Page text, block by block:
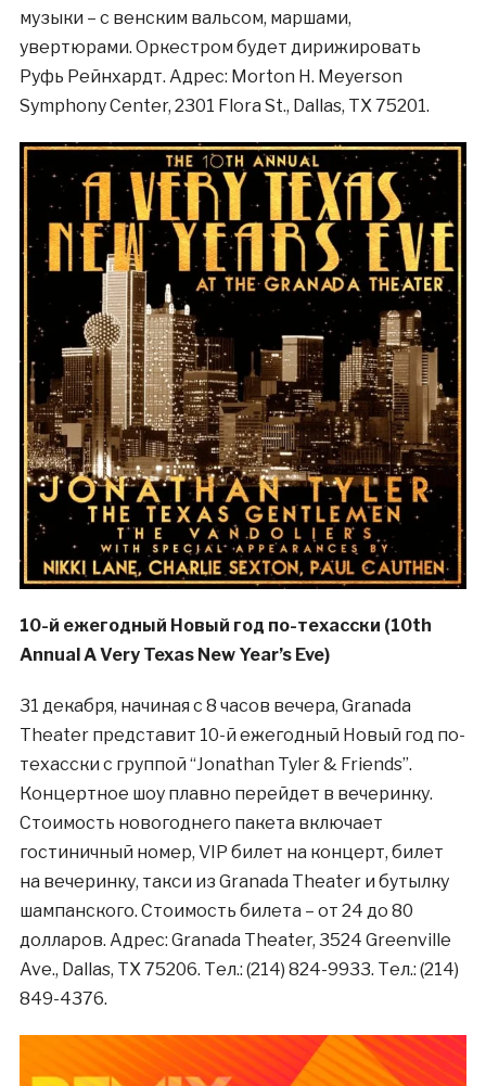
музыки – с венским вальсом, маршами,
увертюрами. Оркестром будет дирижировать
Руфь Рейнхардт. Адрес: Morton H. Meyerson
Symphony Center, 2301 Flora St., Dallas, TX 75201.
10-й ежегодный Новый год по-техасски (10th
Annual A Very Texas New Year’s Eve)
31 декабря, начиная с 8 часов вечера, Granada
Theater представит 10-й ежегодный Новый год по-
техасски с группой “Jonathan Tyler & Friends”.
Концертное шоу плавно перейдет в вечеринку.
Стоимость новогоднего пакета включает
гостиничный номер, VIP билет на концерт, билет
на вечеринку, такси из Granada Theater и бутылку
шампанского. Стоимость билета – от 24 до 80
долларов. Адрес: Granada Theater, 3524 Greenville
Ave., Dallas, TX 75206. Тел.: (214) 824-9933. Тел.: (214)
849-4376.